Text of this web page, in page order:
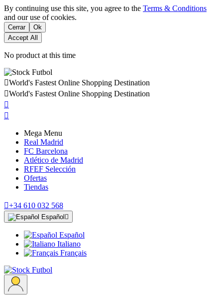
By continuing use this site, you agree to the Terms & Conditions
and our use of cookies.
Cerrar
Ok
Accept All
No product at this time
World's Fastest Online Shopping Destination
World's Fastest Online Shopping Destination


Mega Menu
Real Madrid
FC Barcelona
Atlético de Madrid
RFEF Selección
Ofertas
Tiendas
+34 610 032 568
Español 
Español
Italiano
Français